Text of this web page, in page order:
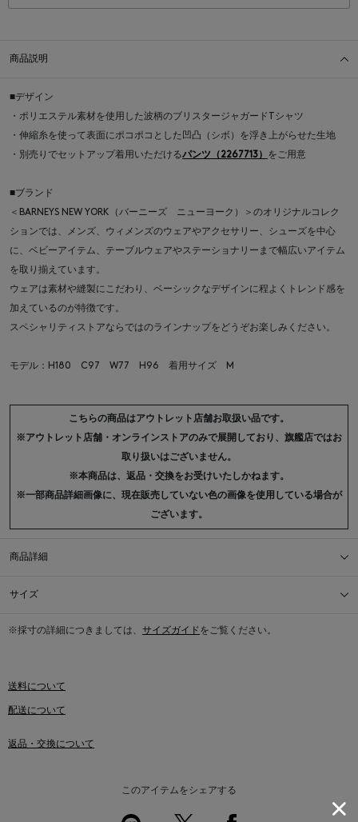
商品説明
■デザイン
・ポリエステル素材を使用した波柄のブリスタージャガードTシャツ
・伸縮糸を使って表面にポコポコとした凹凸（シボ）を浮き上がらせた生地
・別売りでセットアップ着用いただけるパンツ（2267713） をご用意
■ブランド
＜BARNEYS NEW YORK（バーニーズ ニューヨーク）＞のオリジナルコレク
ションでは、メンズ、ウィメンズのウェアやアクセサリー、シューズを中心
に、ベビーアイテム、テーブルウェアやステーショナリーまで幅広いアイテム
を取り揃えています。
ウェアは素材や縫製にこだわり、ベーシックなデザインに程よくトレンド感を
加えているのが特徴です。
スペシャリティストアならではのラインナップをどうぞお楽しみください。
モデル：H180 C97 W77 H96 着用サイズ M
こちらの商品はアウトレット店舗お取扱い品です。
※アウトレット店舗・オンラインストアのみで展開しており、旗艦店ではお
取り扱いはございません。
※本商品は、返品・交換をお受けいたしかねます。
※一部商品詳細画像に、現在販売していない色の画像を使用している場合が
ございます。
商品詳細
サイズ
※採寸の詳細につきましては、 サイズガイドをご覧ください。
送料について
配送について
返品・交換について
このアイテムをシェアする